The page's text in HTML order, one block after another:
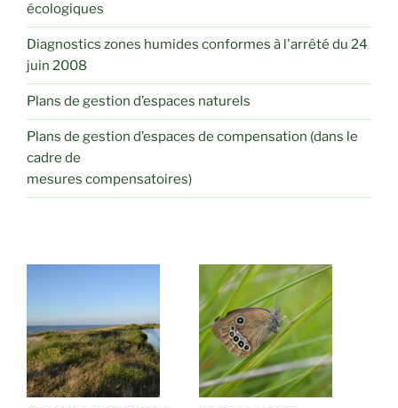
écologiques
Diagnostics zones humides conformes à l'arrêté du 24
juin 2008
Plans de gestion d’espaces naturels
Plans de gestion d’espaces de compensation (dans le
cadre de
mesures compensatoires)